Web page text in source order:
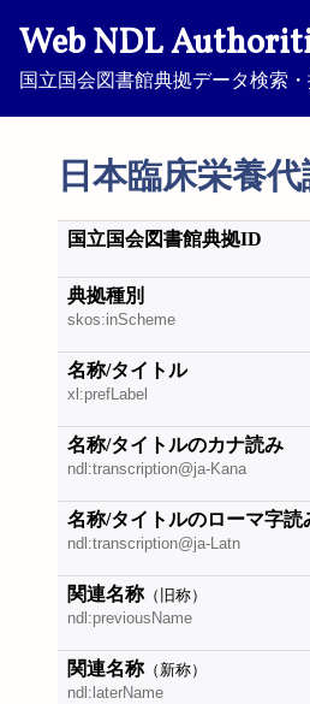
Web NDL
国立国会図書館典拠データ検索
日本臨床栄養
国立国会図書館典拠ID
典拠種別
skos:inScheme
名称/タイトル
xl:prefLabel
名称/タイトルのカナ読み
ndl:transcription@ja-Kana
名称/タイトルのローマ字読
ndl:transcription@ja-Latn
関連名称（旧称）
ndl:previousName
関連名称（新称）
ndl:laterName